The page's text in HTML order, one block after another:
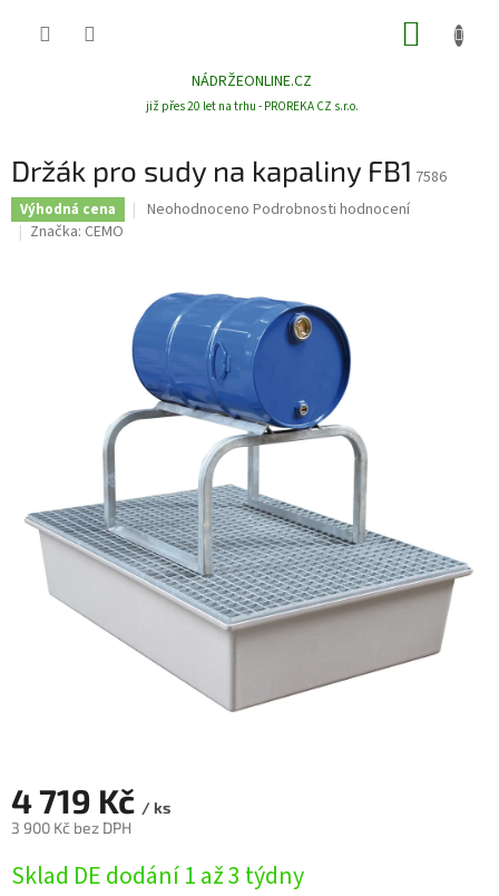
NÁDRŽEONLINE.CZ
již přes 20 let na trhu - PROREKA CZ s.r.o.
Držák pro sudy na kapaliny FB1 7586
Výhodná cena
Průměrné
0,0
z
hvězdiček.
Neohodnoceno Podrobnosti hodnocení
Značka: CEMO
4 719 Kč / ks
3 900 Kč bez DPH
cena:
Sklad DE dodání 1 až 3 týdny